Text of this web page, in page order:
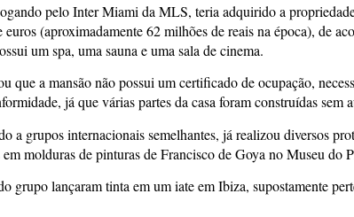
pelo Inter Miami da MLS, teria adquirido a
(aproximadamente 62 milhões de reais na época), de
um spa, uma sauna e uma sala de cinema.
que a mansão não possui um certificado de ocupação,
já que várias partes da casa foram construídas sem
a grupos internacionais semelhantes, já realizou diversos
molduras de pinturas de Francisco de Goya no Museu do
grupo lançaram tinta em um iate em Ibiza, supostamente